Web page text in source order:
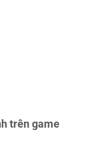
trên game